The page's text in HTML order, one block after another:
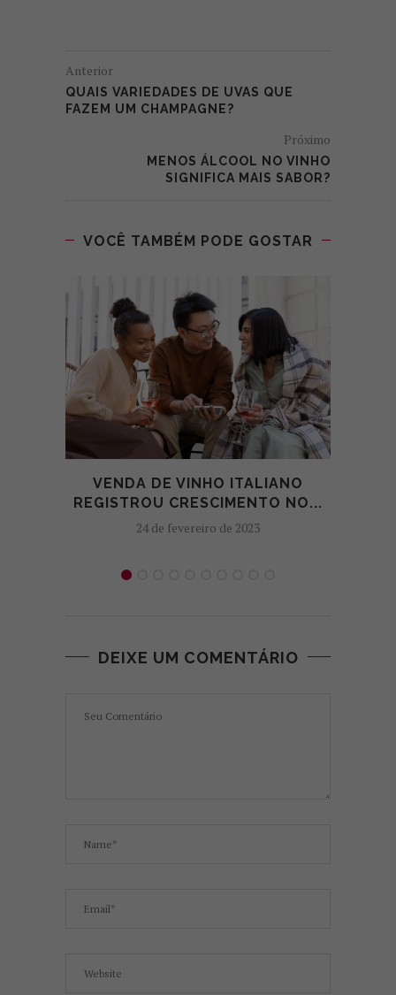
Anterior
QUAIS VARIEDADES DE UVAS QUE
FAZEM UM CHAMPAGNE?
Próximo
MENOS ÁLCOOL NO VINHO
SIGNIFICA MAIS SABOR?
VOCÊ TAMBÉM PODE GOSTAR
VENDA DE VINHO ITALIANO
REGISTROU CRESCIMENTO NO...
24 de fevereiro de 2023
DEIXE UM COMENTÁRIO